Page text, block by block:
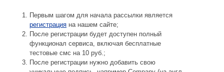
Первым шагом для начала рассылки является
регистрация на нашем сайте;
После регистрации будет доступен полный
функционал сервиса, включая бесплатные
тестовые смс на 10 руб.;
После регистрации нужно добавить свою